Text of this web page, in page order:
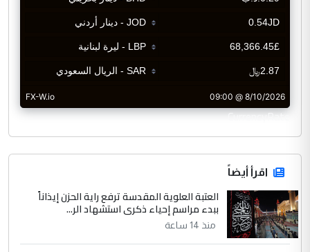
CurrencyRate
اقرأ أيضاً
العتبة العلوية المقدسة ترفع راية الحزن إيذاناً
ببدء مراسم إحياء ذكرى استشهاد الر...
منذ 14 ساعة